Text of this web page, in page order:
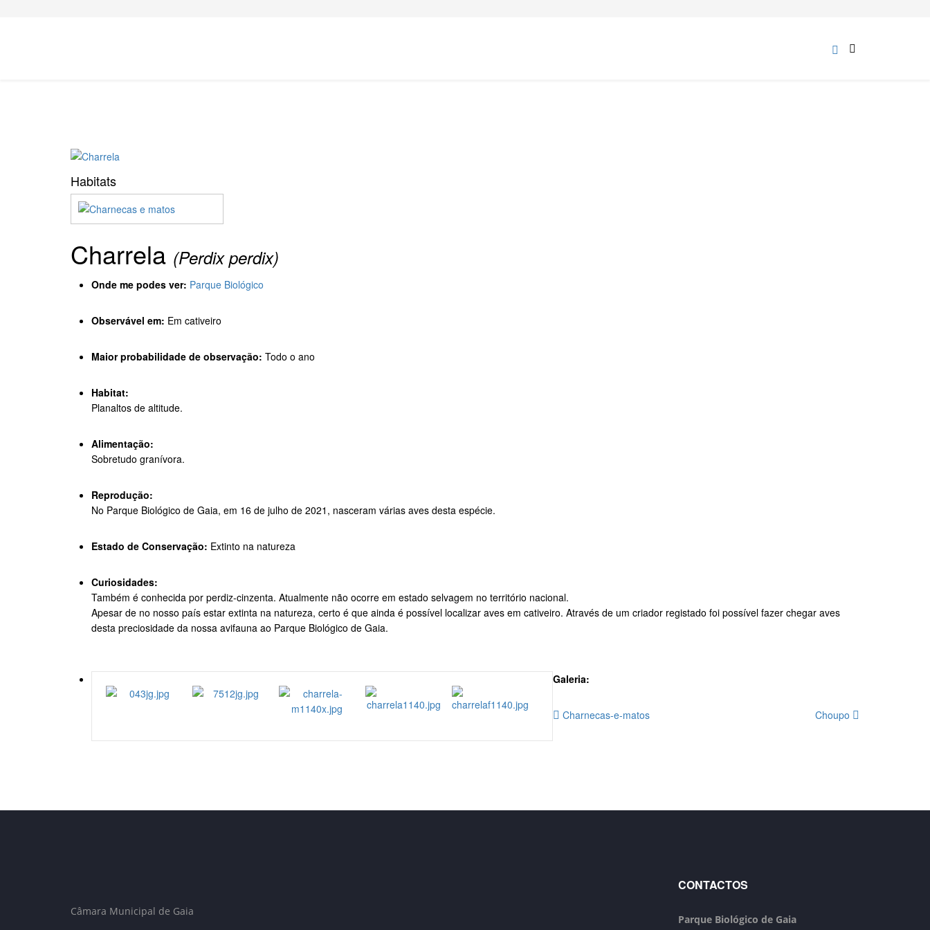
Habitats
Charrela (Perdix perdix)
Onde me podes ver: Parque Biológico
Observável em: Em cativeiro
Maior probabilidade de observação: Todo o ano
Habitat:
Planaltos de altitude.
Alimentação:
Sobretudo granívora.
Reprodução:
No Parque Biológico de Gaia, em 16 de julho de 2021, nasceram várias aves desta espécie.
Estado de Conservação: Extinto na natureza
Curiosidades:
Também é conhecida por perdiz-cinzenta. Atualmente não ocorre em estado selvagem no território nacional.
Apesar de no nosso país estar extinta na natureza, certo é que ainda é possível localizar aves em cativeiro. Através de um criador registado foi possível fazer chegar aves
desta preciosidade da nossa avifauna ao Parque Biológico de Gaia.
Galeria:
Charnecas-e-matos Choupo
Câmara Municipal de Gaia
CONTACTOS
Parque Biológico de Gaia